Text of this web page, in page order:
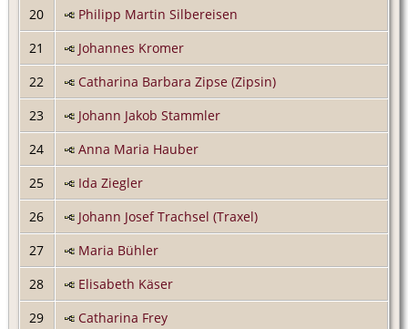
20
Philipp Martin Silbereisen
21
Johannes Kromer
22
Catharina Barbara Zipse (Zipsin)
23
Johann Jakob Stammler
24
Anna Maria Hauber
25
Ida Ziegler
26
Johann Josef Trachsel (Traxel)
27
Maria Bühler
28
Elisabeth Käser
29
Catharina Frey